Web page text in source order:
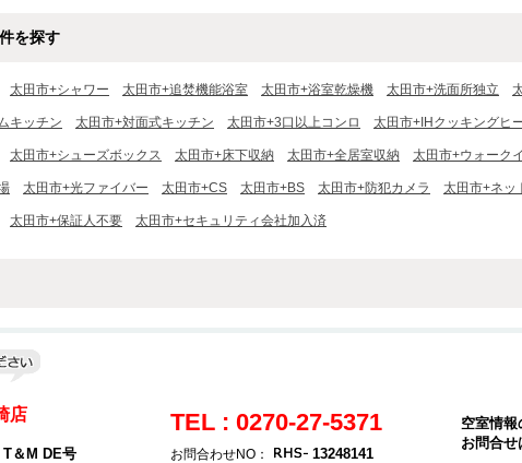
を探す
太田市+シャワー 太田市+追焚機能浴室 太田市+浴室乾燥機 太田市+洗面所独立
キッチン 太田市+対面式キッチン 太田市+3口以上コンロ 太田市+IHクッキングヒ
太田市+シューズボックス 太田市+床下収納 太田市+全居室収納 太田市+ウォーク
太田市+光ファイバー 太田市+CS 太田市+BS 太田市+防犯カメラ 太田市+ネッ
太田市+保証人不要 太田市+セキュリティ会社加入済
店
＆M DE号
TEL : 0270-27-5371
お問合わせNO： 13248141
空室情報
お問合せ